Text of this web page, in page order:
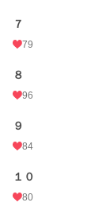
７
79
８
96
９
84
１０
80